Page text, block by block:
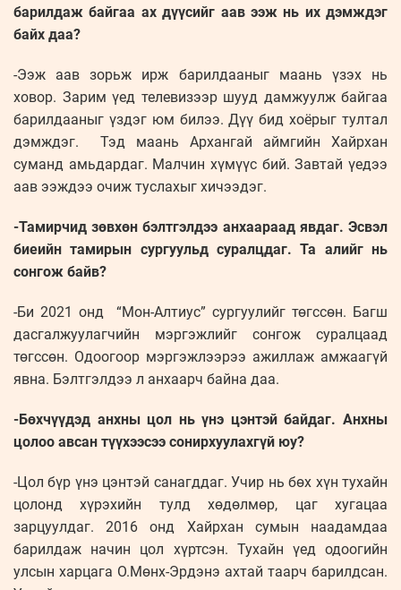
барилдаж байгаа ах дүүсийг аав ээж нь их дэмждэг
байх даа?
-Ээж аав зорьж ирж барилдааныг маань үзэх нь
ховор. Зарим үед телевизээр шууд дамжуулж байгаа
барилдааныг үздэг юм билээ. Дүү бид хоёрыг тултал
дэмждэг. Тэд маань Архангай аймгийн Хайрхан
суманд амьдардаг. Малчин хүмүүс бий. Завтай үедээ
аав ээждээ очиж туслахыг хичээдэг.
-Тамирчид зөвхөн бэлтгэлдээ анхаараад явдаг. Эсвэл
биеийн тамирын сургуульд суралцдаг. Та алийг нь
сонгож байв?
-Би 2021 онд “Мон-Алтиус” сургуулийг төгссөн. Багш
дасгалжуулагчийн мэргэжлийг сонгож суралцаад
төгссөн. Одоогоор мэргэжлээрээ ажиллаж амжаагүй
явна. Бэлтгэлдээ л анхаарч байна даа.
-Бөхчүүдэд анхны цол нь үнэ цэнтэй байдаг. Анхны
цолоо авсан түүхээсээ сонирхуулахгүй юу?
-Цол бүр үнэ цэнтэй санагддаг. Учир нь бөх хүн тухайн
цолонд хүрэхийн тулд хөдөлмөр, цаг хугацаа
зарцуулдаг. 2016 онд Хайрхан сумын наадамдаа
барилдаж начин цол хүртсэн. Тухайн үед одоогийн
улсын харцага О.Мөнх-Эрдэнэ ахтай таарч барилдсан.